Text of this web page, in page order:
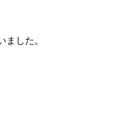
した。